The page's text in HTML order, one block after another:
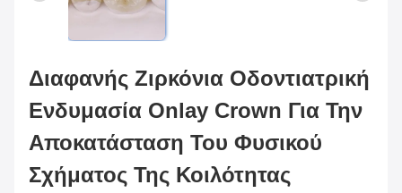
Διαφανής Ζιρκόνια Οδοντιατρική
Ενδυμασία Onlay Crown Για Την
Αποκατάσταση Του Φυσικού
Σχήματος Της Κοιλότητας